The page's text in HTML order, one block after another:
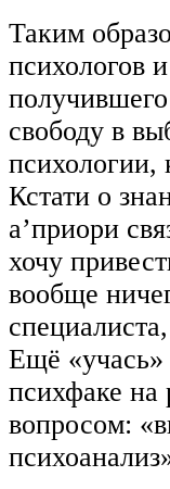
Таким
психологов
свободу в
психологии,
Кстати о
а’приори
хочу
вообще
Ещё
психфаке на
вопросом: